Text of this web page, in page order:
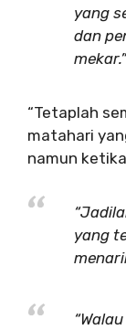
yang
dan
mekar.”
“Tetaplah
matahari
namun
yang